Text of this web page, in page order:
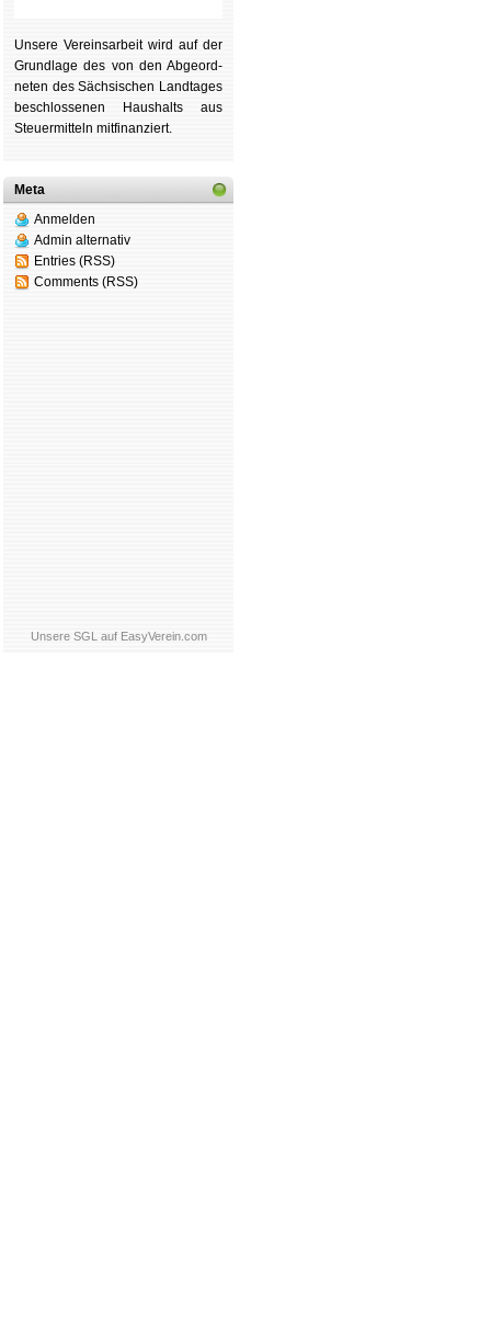
Unsere Ver­eins­ar­beit wird auf der
Grund­lage des von den Ab­ge­ord­
ne­ten des Säch­si­schen Land­tages
be­schlos­se­nen Haus­halts aus
Steu­er­mitteln mit­fi­nan­ziert.
Meta
Anmelden
Admin alternativ
Entries (RSS)
Comments (RSS)
Unsere SGL auf EasyVerein.com